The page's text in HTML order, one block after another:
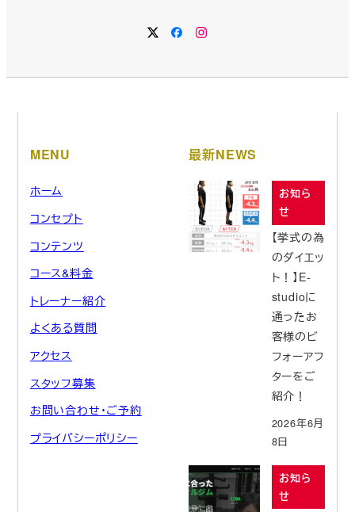
MENU
ホーム
コンセプト
コンテンツ
コース&料金
トレーナー紹介
よくある質問
アクセス
スタッフ募集
お問い合わせ・ご予約
プライバシーポリシー
最新NEWS
お知ら
せ
【挙式の為
のダイエッ
ト！】E-
studioに
通ったお
客様のビ
フォーアフ
ターをご
紹介！
2026年6月
8日
お知ら
せ